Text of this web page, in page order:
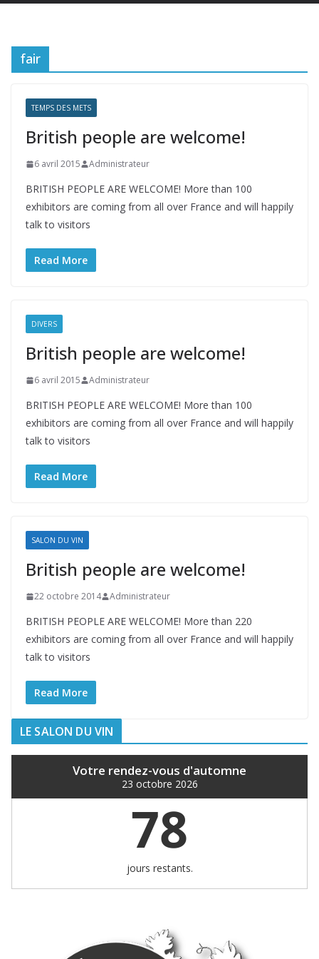
fair
TEMPS DES METS
British people are welcome!
6 avril 2015 Administrateur
BRITISH PEOPLE ARE WELCOME! More than 100
exhibitors are coming from all over France and will happily
talk to visitors
Read More
DIVERS
British people are welcome!
6 avril 2015 Administrateur
BRITISH PEOPLE ARE WELCOME! More than 100
exhibitors are coming from all over France and will happily
talk to visitors
Read More
SALON DU VIN
British people are welcome!
22 octobre 2014 Administrateur
BRITISH PEOPLE ARE WELCOME! More than 220
exhibitors are coming from all over France and will happily
talk to visitors
Read More
LE SALON DU VIN
Votre rendez-vous d'automne
23 octobre 2026
78
jours restants.